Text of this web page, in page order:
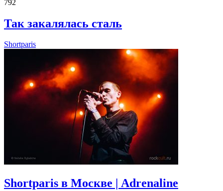
792
Так закалялась сталь
Shortparis
Shortparis в Москве | Adrenaline